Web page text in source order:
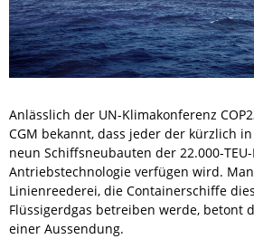
Anlässlich der UN-Klimakonferenz
CGM bekannt, dass jeder der kürzlich
neun Schiffsneubauten der 22.000-
Antriebstechnologie verfügen wird.
Linienreederei, die Containerschiffe
Flüssigerdgas betreiben werde, betont
einer Aussendung.